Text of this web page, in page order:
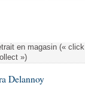
en magasin («
»)
Delannoy